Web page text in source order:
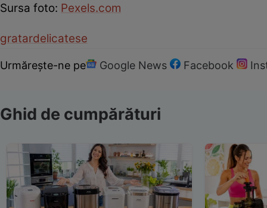
Sursa foto: Pexels.com
gratardelicatese
Urmărește-ne pe Google News Facebook
Ghid de cumpărături